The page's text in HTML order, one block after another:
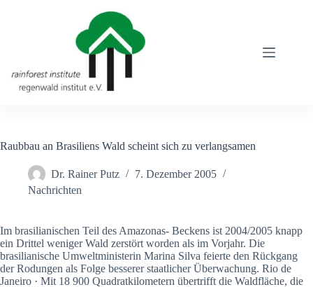
Raubbau an Brasiliens Wald scheint sich zu verlangsamen
Dr. Rainer Putz
7. Dezember 2005
Nachrichten
Im brasilianischen Teil des Amazonas- Beckens ist 2004/2005 knapp
ein Drittel weniger Wald zerstört worden als im Vorjahr. Die
brasilianische Umweltministerin Marina Silva feierte den Rückgang
der Rodungen als Folge besserer staatlicher Überwachung. Rio de
Janeiro · Mit 18 900 Quadratkilometern übertrifft die Waldfläche, die